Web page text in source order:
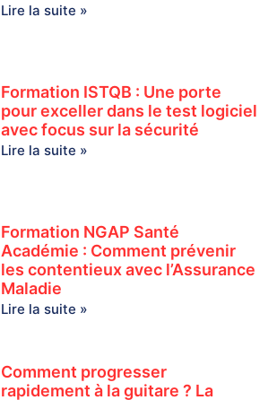
Lire la suite »
Formation ISTQB : Une porte
pour exceller dans le test logiciel
avec focus sur la sécurité
Lire la suite »
Formation NGAP Santé
Académie : Comment prévenir
les contentieux avec l’Assurance
Maladie
Lire la suite »
Comment progresser
rapidement à la guitare ? La